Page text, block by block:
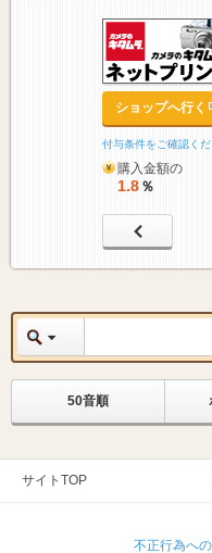
ショップへ行く
付与条件をご確認く
購入金額の
1.8 ％
50音順
サイトTOP
不正行為へ